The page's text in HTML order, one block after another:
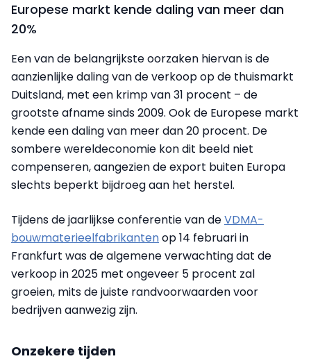
Europese markt kende daling van meer dan
20%
Een van de belangrijkste oorzaken hiervan is de
aanzienlijke daling van de verkoop op de thuismarkt
Duitsland, met een krimp van 31 procent – de
grootste afname sinds 2009. Ook de Europese markt
kende een daling van meer dan 20 procent. De
sombere wereldeconomie kon dit beeld niet
compenseren, aangezien de export buiten Europa
slechts beperkt bijdroeg aan het herstel.
Tijdens de jaarlijkse conferentie van deVDMA-
bouwmaterieelfabrikantenop 14 februari in
Frankfurt was de algemene verwachting dat de
verkoop in 2025 met ongeveer 5 procent zal
groeien, mits de juiste randvoorwaarden voor
bedrijven aanwezig zijn.
Onzekere tijden